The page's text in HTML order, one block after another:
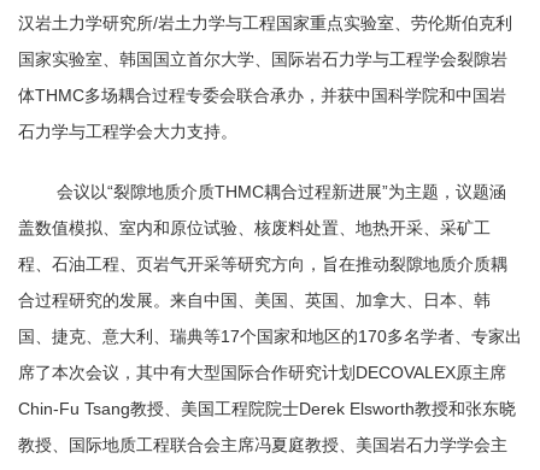
汉岩土力学研究所/岩土力学与工程国家重点实验室、劳伦斯伯克利
国家实验室、韩国国立首尔大学、国际岩石力学与工程学会裂隙岩
体THMC多场耦合过程专委会联合承办，并获中国科学院和中国岩
石力学与工程学会大力支持。
会议以“裂隙地质介质THMC耦合过程新进展”为主题，议题涵
盖数值模拟、室内和原位试验、核废料处置、地热开采、采矿工
程、石油工程、页岩气开采等研究方向，旨在推动裂隙地质介质耦
合过程研究的发展。来自中国、美国、英国、加拿大、日本、韩
国、捷克、意大利、瑞典等17个国家和地区的170多名学者、专家出
席了本次会议，其中有大型国际合作研究计划 DECOVALEX原主席
Chin-Fu Tsang教授、美国工程院院士Derek Elsworth教授和张东晓
教授、国际地质工程联合会主席冯夏庭教授、 美国岩石力学学会主